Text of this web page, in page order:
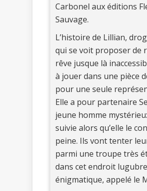
Carbonel aux éditions
Sauvage.
L’histoire de Lillian,
qui se voit proposer de
rêve jusque là
à jouer dans une pièce
pour une seule
Elle a pour partenaire
jeune homme
suivie alors qu’elle le
peine. Ils vont tenter
parmi une troupe très
dans cet endroit
énigmatique, appelé le